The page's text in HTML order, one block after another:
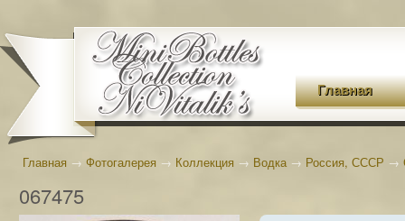
Главная
Главная → Фотогалерея → Коллекция → Водка→ Россия, СССР →
067475